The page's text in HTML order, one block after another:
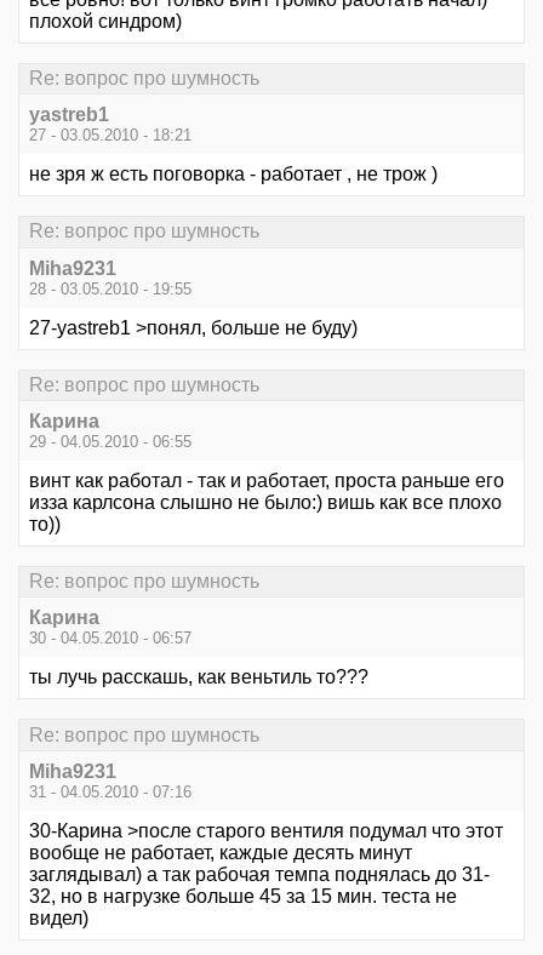
плохой синдром)
Re: вопрос про шумность
yastreb1
27 - 03.05.2010 - 18:21
не зря ж есть поговорка - работает , не трож )
Re: вопрос про шумность
Miha9231
28 - 03.05.2010 - 19:55
27-yastreb1 >понял, больше не буду)
Re: вопрос про шумность
Карина
29 - 04.05.2010 - 06:55
винт как работал - так и работает, проста раньше его
изза карлсона слышно не было:) вишь как все плохо
то))
Re: вопрос про шумность
Карина
30 - 04.05.2010 - 06:57
ты лучь расскашь, как веньтиль то???
Re: вопрос про шумность
Miha9231
31 - 04.05.2010 - 07:16
30-Карина >после старого вентиля подумал что этот
вообще не работает, каждые десять минут
заглядывал) а так рабочая темпа поднялась до 31-
32, но в нагрузке больше 45 за 15 мин. теста не
видел)